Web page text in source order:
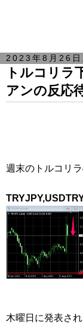
2023年8月26日
トルコリラ
アンの反応
週末のトルコリ
木曜日に発表さ